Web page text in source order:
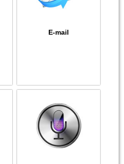
E-mail